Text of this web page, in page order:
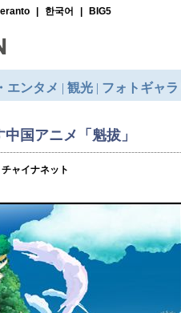
国アニメ「魁拔」
チャイナネット